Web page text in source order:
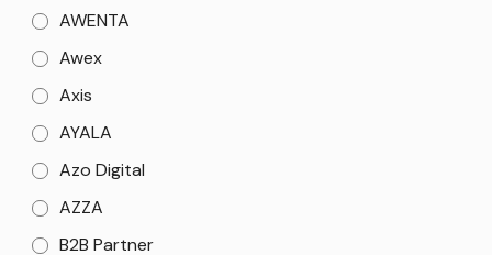
AWENTA
Awex
Axis
AYALA
Azo Digital
AZZA
B2B Partner